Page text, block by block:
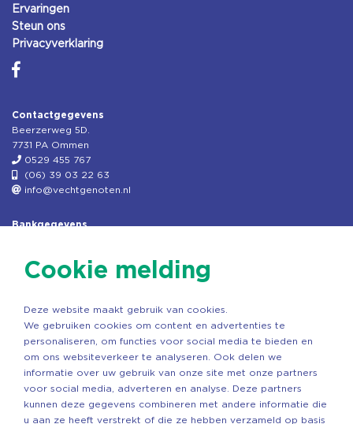
Ervaringen
Steun ons
Privacyverklaring
Contactgegevens
Beerzerweg 5D.
7731 PA Ommen
0529 455 767
(06) 39 03 22 63
info@vechtgenoten.nl
Bankgegevens
Rek.nr: NL85RABO0127579230
Copyright ©2026 Vechtgenoten
Cookie melding
Deze website maakt gebruik van cookies.
We gebruiken cookies om content en advertenties te
personaliseren, om functies voor social media te bieden en
om ons websiteverkeer te analyseren. Ook delen we
informatie over uw gebruik van onze site met onze partners
voor social media, adverteren en analyse. Deze partners
kunnen deze gegevens combineren met andere informatie die
u aan ze heeft verstrekt of die ze hebben verzameld op basis